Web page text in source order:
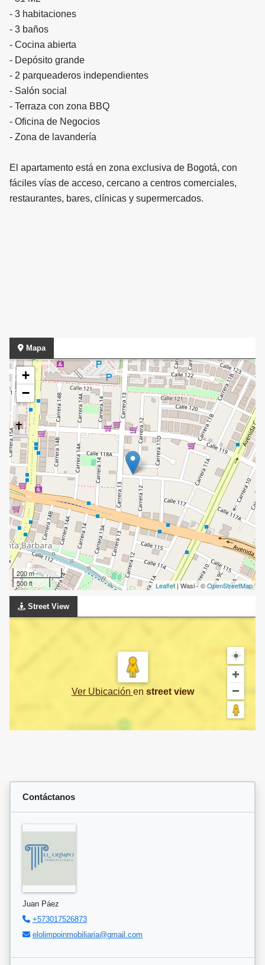
- 3 habitaciones
- 3 baños
- Cocina abierta
- Depósito grande
- 2 parqueaderos independientes
- Salón social
- Terraza con zona BBQ
- Oficina de Negocios
- Zona de lavandería
El apartamento está en zona exclusiva de Bogotá, con
fáciles vías de acceso, cercano a centros comerciales,
restaurantes, bares, clínicas y supermercados.
Mapa
+
−
200 m
500 ft
Leaflet| Wasi - ©OpenStreetMap
Street View
Ver Ubicación en street view
Contáctanos
Juan Páez
+573017526873
elolimpoinmobiliaria@gmail.com